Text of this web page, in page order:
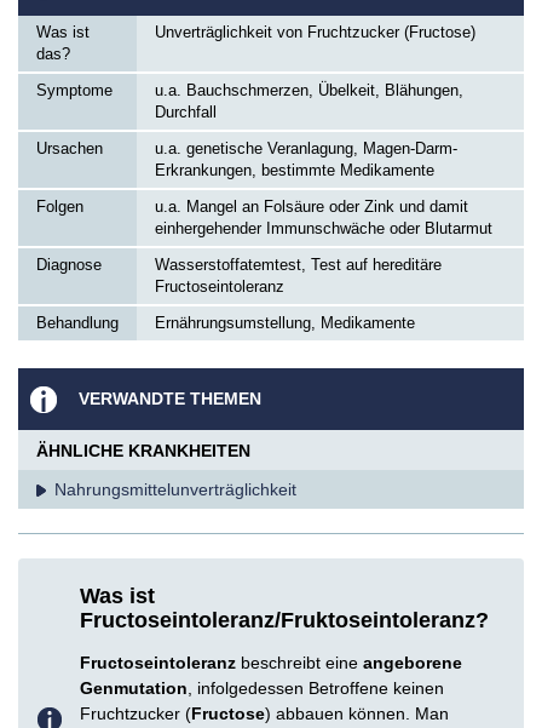
Was ist
das?
Unverträglichkeit von Fruchtzucker (Fructose)
Symptome
u.a. Bauchschmerzen, Übelkeit, Blähungen,
Durchfall
Ursachen
u.a. genetische Veranlagung, Magen-Darm-
Erkrankungen, bestimmte Medikamente
Folgen
u.a. Mangel an Folsäure oder Zink und damit
einhergehender Immunschwäche oder Blutarmut
Diagnose
Wasserstoffatemtest, Test auf hereditäre
Fructoseintoleranz
Behandlung
Ernährungsumstellung, Medikamente
VERWANDTE THEMEN
ÄHNLICHE KRANKHEITEN
Nahrungsmittel­unverträglichkeit
Was ist
Fructoseintoleranz/Fruktoseintoleranz?
Fructoseintoleranz beschreibt eine angeborene
Genmutation , infolgedessen Betroffene keinen
Fruchtzucker (Fructose) abbauen können. Man